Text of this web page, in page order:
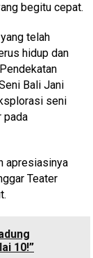
begitu cepat.
telah
hidup dan
Bali Jani
seni
pada
apresiasinya
Teater
10!”